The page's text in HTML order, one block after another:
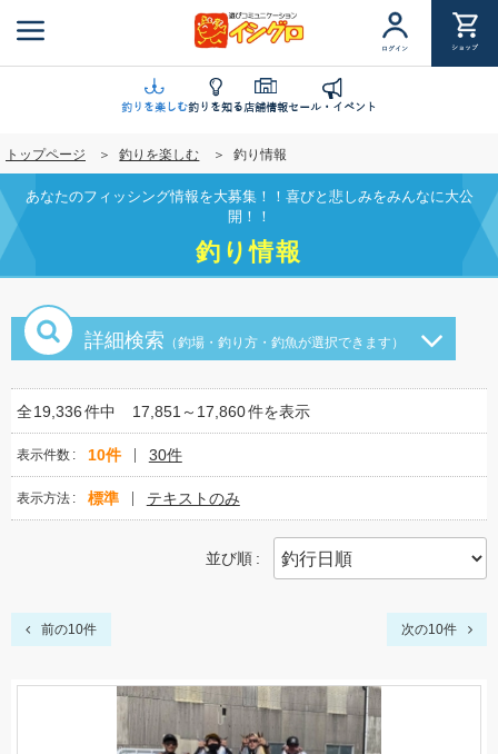
ン
に
移
動
ログイン ショップ
釣りを楽しむ釣りを知る店舗情報セール・イベント
トップページ 釣りを楽しむ 釣り情報
あなたのフィッシング情報を大募集！！喜びと悲しみをみんなに大公
開！！
釣り情報
詳細検索 （釣場・釣り方・釣魚が選択できます）
全19,336件中 17,851～17,860件を表示
表示件数 10件 30件
表示方法 標準 テキストのみ
並び順
前の10件 次の10件